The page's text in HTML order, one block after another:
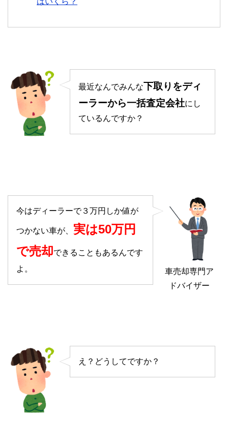
最近なんでみんな下取りをディ
ーラーから一括査定会社にし
ているんですか？
車売却専門ア
ドバイザー
今はディーラーで３万円しか値が
つかない車が、 実は50万円
で売却できることもあるんです
よ。
え？どうしてですか？